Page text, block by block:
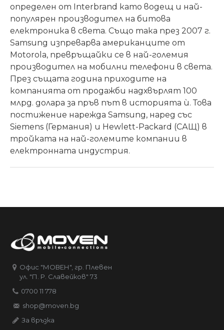
определен от Interbrand като водещ и най-
популярен производител на битова
електроника в света. Също така през 2007 г.
Samsung изпреварва американците от
Motorola, превръщайки се в най-големия
производител на мобилни телефони в света.
През същата година приходите на
компанията от продажби надхвърлят 100
млрд. долара за пръв път в историята ѝ. Това
постижение нарежда Samsung, наред със
Siemens (Германия) и Hewlett-Packard (САЩ) в
тройката на най-големите компании в
електронната индустрия.
Офис "МОВЕН", гр. Плевен
ул. "П. Р. Славейков" 73
0700 11 778
shop@moven.bg
За връзка